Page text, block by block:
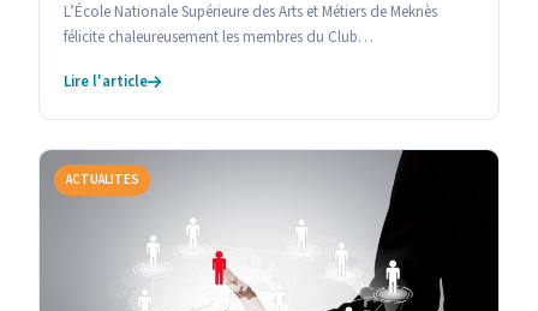
L’École Nationale Supérieure des Arts et Métiers de Meknès
félicite chaleureusement les membres du Club…
Lire l'article
ACTUALITES